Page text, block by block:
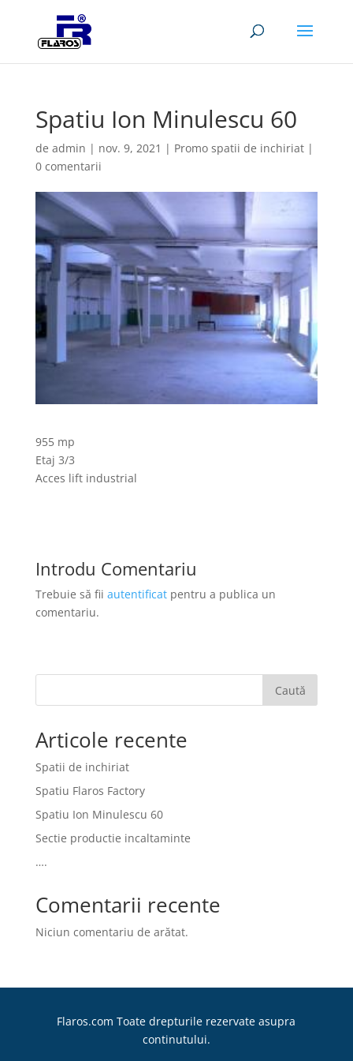
Spatiu Ion Minulescu 60
de admin | nov. 9, 2021 | Promo spatii de inchiriat|
0 comentarii
955 mp
Etaj 3/3
Acces lift industrial
Introdu Comentariu
Trebuie să fii autentificatpentru a publica un
comentariu.
Caută
Articole recente
Spatii de inchiriat
Spatiu Flaros Factory
Spatiu Ion Minulescu 60
Sectie productie incaltaminte
….
Comentarii recente
Niciun comentariu de arătat.
Flaros.com Toate drepturile rezervate asupra
continutului.